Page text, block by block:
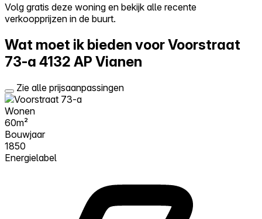
Log in
Volg gratis deze woning en bekijk alle recente
verkoopprijzen in de buurt.
Wat moet ik bieden voor Voorstraat
73-a 4132 AP Vianen
Zie alle prijsaanpassingen
Wonen
60m²
Bouwjaar
1850
Energielabel